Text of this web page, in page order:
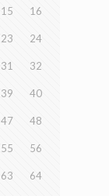
15 16
23 24
31 32
39 40
47 48
55 56
63 64